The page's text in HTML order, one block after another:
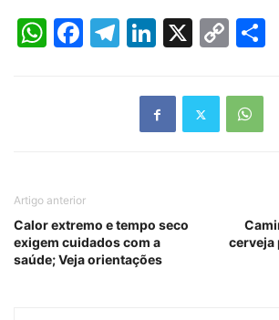
WhatsApp
Facebook
Telegram
LinkedIn
X
Artigo anterior
Calor extremo e tempo seco
exigem cuidados com a
saúde; Veja orientações
cerveja